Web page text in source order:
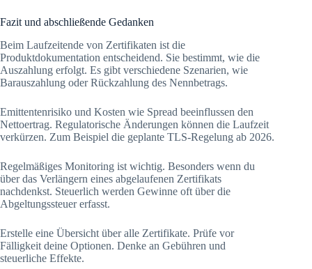
Fazit und abschließende Gedanken
Beim Laufzeitende von Zertifikaten ist die
Produktdokumentation entscheidend. Sie bestimmt, wie die
Auszahlung erfolgt. Es gibt verschiedene Szenarien, wie
Barauszahlung oder Rückzahlung des Nennbetrags.
Emittentenrisiko und Kosten wie Spread beeinflussen den
Nettoertrag. Regulatorische Änderungen können die Laufzeit
verkürzen. Zum Beispiel die geplante TLS-Regelung ab 2026.
Regelmäßiges Monitoring ist wichtig. Besonders wenn du
über das Verlängern eines abgelaufenen Zertifikats
nachdenkst. Steuerlich werden Gewinne oft über die
Abgeltungssteuer erfasst.
Erstelle eine Übersicht über alle Zertifikate. Prüfe vor
Fälligkeit deine Optionen. Denke an Gebühren und
steuerliche Effekte.